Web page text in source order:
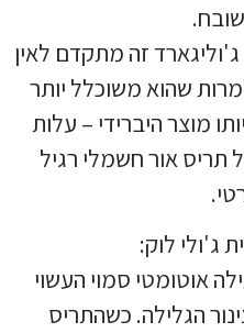
זה מתקדם לאין
שהוא משוכלל יותר
מוצר היברידי – עלות
אור חשמלי רגיל
ג'ולי לוק:
אוטומטי סמוי העשוי
הגלילה. כשהתריס